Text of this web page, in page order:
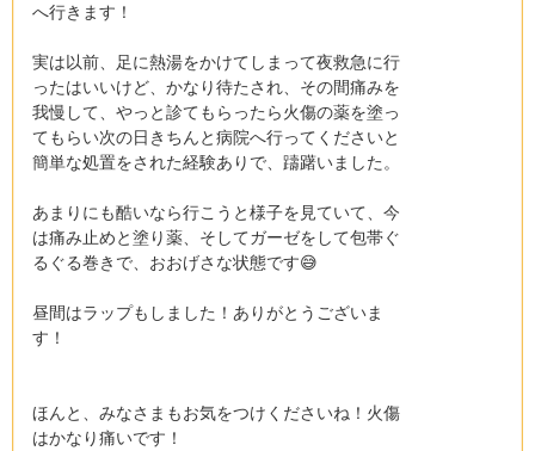
へ行きます！
実は以前、足に熱湯をかけてしまって夜救急に行
ったはいいけど、かなり待たされ、その間痛みを
我慢して、やっと診てもらったら火傷の薬を塗っ
てもらい次の日きちんと病院へ行ってくださいと
簡単な処置をされた経験ありで、躊躇いました。
あまりにも酷いなら行こうと様子を見ていて、今
は痛み止めと塗り薬、そしてガーゼをして包帯ぐ
るぐる巻きで、おおげさな状態です😅
昼間はラップもしました！ありがとうございま
す！
ほんと、みなさまもお気をつけくださいね！火傷
はかなり痛いです！